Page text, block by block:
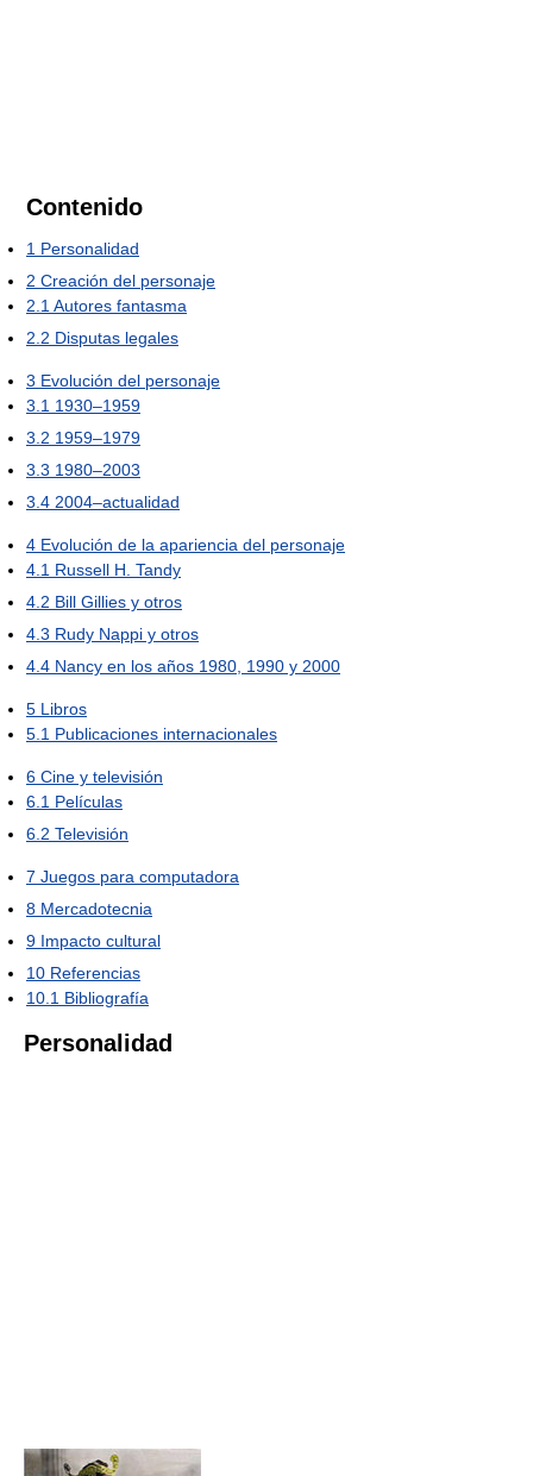
Contenido
1 Personalidad
2 Creación del personaje
2.1 Autores fantasma
2.2 Disputas legales
3 Evolución del personaje
3.1 1930–1959
3.2 1959–1979
3.3 1980–2003
3.4 2004–actualidad
4 Evolución de la apariencia del personaje
4.1 Russell H. Tandy
4.2 Bill Gillies y otros
4.3 Rudy Nappi y otros
4.4 Nancy en los años 1980, 1990 y 2000
5 Libros
5.1 Publicaciones internacionales
6 Cine y televisión
6.1 Películas
6.2 Televisión
7 Juegos para computadora
8 Mercadotecnia
9 Impacto cultural
10 Referencias
10.1 Bibliografía
Personalidad